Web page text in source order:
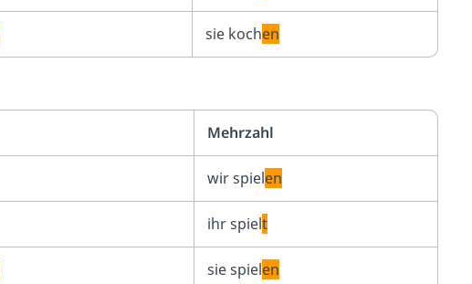
sie kochen
Mehrzahl
wir spielen
ihr spielt
sie spielen